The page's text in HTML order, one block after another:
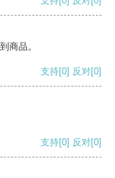
商品。
支持[0] 反对[0]
支持[0] 反对[0]